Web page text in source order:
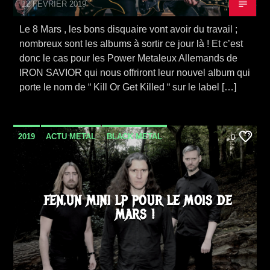
12 FÉVRIER 2019
Le 8 Mars , les bons disquaire vont avoir du travail ;
nombreux sont les albums à sortir ce jour là ! Et c’est
donc le cas pour les Power Metaleux Allemands de
IRON SAVIOR qui nous offriront leur nouvel album qui
porte le nom de “ Kill Or Get Killed “ sur le label […]
2019 ACTU METAL BLACK METAL
NEWS SORTIE ALBUM
0
FEN,UN MINI LP POUR LE MOIS DE
MARS !